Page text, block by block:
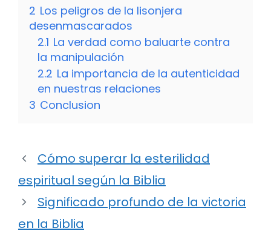
2 Los peligros de la lisonjera
desenmascarados
2.1 La verdad como baluarte contra
la manipulación
2.2 La importancia de la autenticidad
en nuestras relaciones
3 Conclusion
Cómo superar la esterilidad
espiritual según la Biblia
Significado profundo de la victoria
en la Biblia